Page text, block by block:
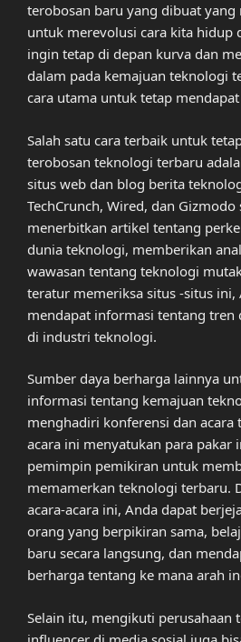
terobosan baru yang dibuat
untuk merevolusi cara kita hidup
ingin tetap di depan kurva dan
dalam pada kemajuan teknologi
cara utama untuk tetap
Salah satu cara terbaik untuk
terobosan teknologi terbaru
situs web dan blog berita
TechCrunch, Wired, dan
menerbitkan artikel tentang
dunia teknologi, memberikan
wawasan tentang teknologi
teratur memeriksa situs -situs ini,
mendapat informasi tentang tren
di industri teknologi.
Sumber daya berharga lainnya
informasi tentang kemajuan
menghadiri konferensi dan acara
acara ini menyatukan para pakar
pemimpin pemikiran untuk
memamerkan teknologi terbaru.
acara-acara ini, Anda dapat
orang yang berpikiran sama,
baru secara langsung, dan
berharga tentang ke mana arah
Selain itu, mengikuti perusahaan